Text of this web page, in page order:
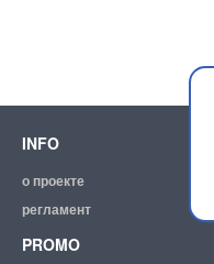
INFO
о проекте
регламент
PROMO